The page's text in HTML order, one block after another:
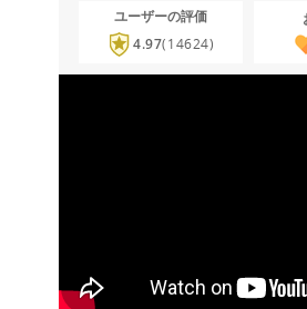
ユーザーの評価
4.97(14624)